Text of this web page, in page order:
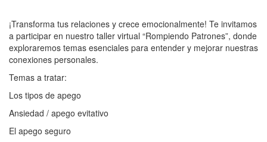
¡Transforma tus relaciones y crece emocionalmente! Te invitamos
a participar en nuestro taller virtual “Rompiendo Patrones”, donde
exploraremos temas esenciales para entender y mejorar nuestras
conexiones personales.
Temas a tratar:
Los tipos de apego
Ansiedad / apego evitativo
El apego seguro